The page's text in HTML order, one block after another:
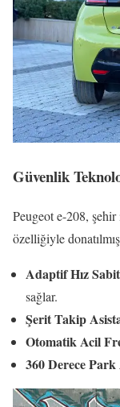
Güvenlik
Peugeot e-208,
özelliğiyle
Adaptif Hız
sağlar.
Şerit Takip
Otomatik Acil
360 Derece Park